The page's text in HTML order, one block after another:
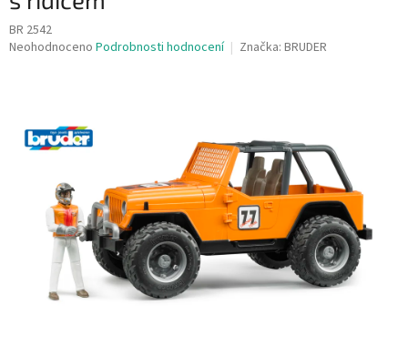
BR 2542
Průměrné
Neohodnoceno Podrobnosti hodnocení Značka: BRUDER